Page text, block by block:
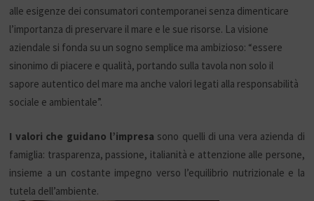
alle esigenze dei consumatori contemporanei senza dimenticare
l’importanza di preservare il mare e le sue risorse. La visione
aziendale si fonda su un sogno semplice ma ambizioso: “essere
sinonimo di piacere e qualità, portando sulla tavola non solo il
sapore autentico del mare ma anche valori legati alla responsabilità
sociale e ambientale”.
I valori che guidano l’impresa sono quelli di una vera azienda di
famiglia: trasparenza, passione, italianità e attenzione alle persone,
insieme a un costante impegno verso l’equilibrio nutrizionale e la
tutela dell’ambiente.